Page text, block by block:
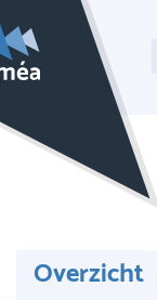
Overzicht